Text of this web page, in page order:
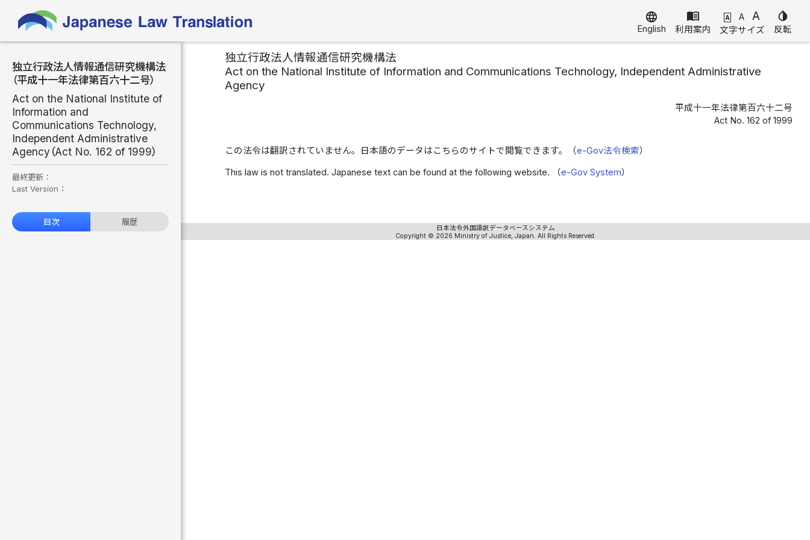
language
English
menu_book
利用案内
A A A
文字サイズ
invert_colors
反転
独立行政法人情報通信研究機構法
（平成十一年法律第百六十二号）
Act on the National Institute of
Information and
Communications Technology,
Independent Administrative
Agency（Act No. 162 of 1999）
最終更新：
Last Version：
目次 履歴
独立行政法人情報通信研究機構法
Act on the National Institute of Information and Communications Technology, Independent Administrative
Agency
平成十一年法律第百六十二号
Act No. 162 of 1999
この法令は翻訳されていません。日本語のデータはこちらのサイトで閲覧できます。（e-Gov法令検索）
This law is not translated. Japanese text can be found at the following website. （e-Gov System）
日本法令外国語訳データベースシステム
Copyright © 2026 Ministry of Justice, Japan. All Rights Reserved.